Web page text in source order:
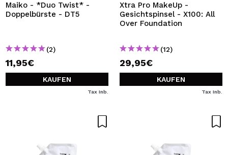
Maiko - *Duo Twist* -
Doppelbürste - DT5
(2)
11,95€
KAUFEN
Tax Inb.
Xtra Pro MakeUp -
Gesichtspinsel - X100: All
Over Foundation
(12)
29,95€
KAUFEN
Tax Inb.